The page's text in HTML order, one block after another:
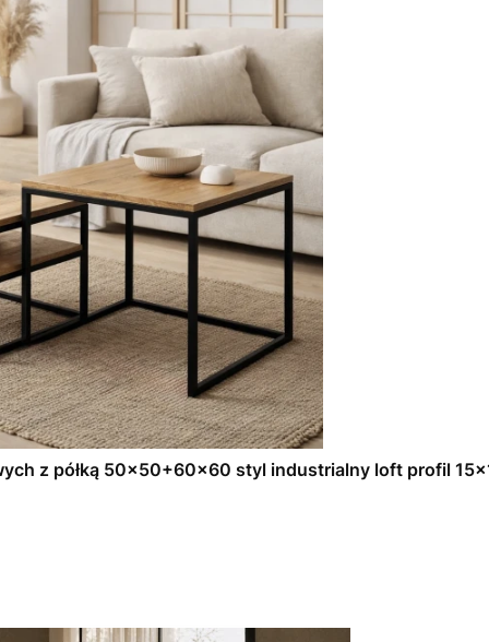
z półką 50x50+60x60 styl industrialny loft profil